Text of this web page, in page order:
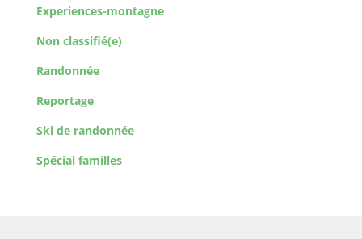
Experiences-montagne
Non classifié(e)
Randonnée
Reportage
Ski de randonnée
Spécial familles